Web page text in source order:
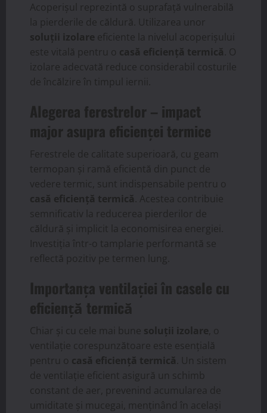
Acoperișul reprezintă o suprafață vulnerabilă
la pierderile de căldură. Utilizarea unor
soluții izolare eficiente la nivelul acoperișului
este vitală pentru o casă eficiență termică . O
izolare adecvată reduce considerabil costurile
de încălzire în timpul iernii.
Alegerea ferestrelor – impact
major asupra eficienței termice
Ferestrele de calitate superioară, cu geam
termopan și ramă eficientă din punct de
vedere termic, sunt indispensabile pentru o
casă eficiență termică . Acestea contribuie
semnificativ la reducerea pierderilor de
căldură și implicit la economisirea energiei.
Investiția într-o tamplarie performantă se
reflectă pozitiv pe termen lung.
Importanța ventilației în casele cu
eficiență termică
Chiar și cu cele mai bune soluții izolare , o
ventilație corespunzătoare este esențială
pentru o casă eficiență termică . Un sistem
de ventilație eficient asigură un schimb
constant de aer, prevenind acumularea de
umiditate și mucegai, menținând în același